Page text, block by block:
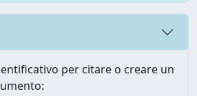
per citare o creare un